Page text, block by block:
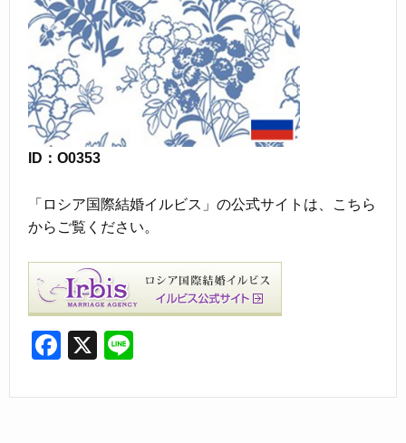
ID：O0353
「ロシア国際結婚イルビス」の公式サイトは、こちら
からご覧ください。
F
c
X
e